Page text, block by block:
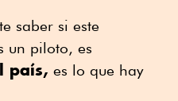
saber si este
un piloto, es
país, es lo que hay